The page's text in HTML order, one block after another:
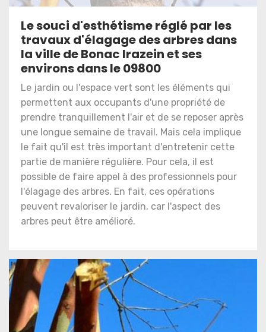
Le souci d'esthétisme réglé par les
travaux d'élagage des arbres dans
la ville de Bonac Irazein et ses
environs dans le 09800
Le jardin ou l'espace vert sont les éléments qui
permettent aux occupants d'une propriété de
prendre tranquillement l'air et de se reposer après
une longue semaine de travail. Mais cela implique
le fait qu'il est très important d'entretenir cette
partie de manière régulière. Pour cela, il est
possible de faire appel à des professionnels pour
l'élagage des arbres. En fait, ces opérations
peuvent revaloriser le jardin, car l'aspect des
arbres peut être amélioré.